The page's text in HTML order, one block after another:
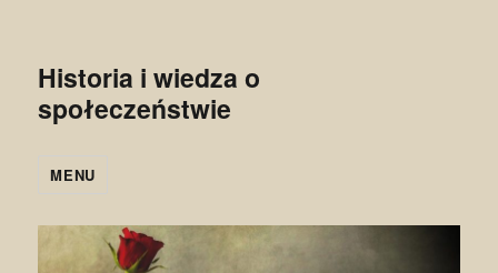
Historia i wiedza o
społeczeństwie
MENU